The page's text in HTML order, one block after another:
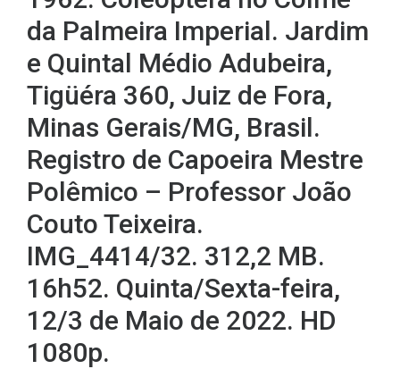
da Palmeira Imperial. Jardim
e Quintal Médio Adubeira,
Tigüéra 360, Juiz de Fora,
Minas Gerais/MG, Brasil.
Registro de Capoeira Mestre
Polêmico – Professor João
Couto Teixeira.
IMG_4414/32. 312,2 MB.
16h52. Quinta/Sexta-feira,
12/3 de Maio de 2022. HD
1080p.